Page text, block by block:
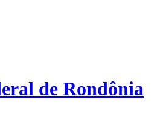
de Rondônia